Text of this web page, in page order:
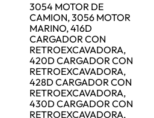
3054 MOTOR DE
CAMION, 3056 MOTOR
MARINO, 416D
CARGADOR CON
RETROEXCAVADORA,
420D CARGADOR CON
RETROEXCAVADORA,
428D CARGADOR CON
RETROEXCAVADORA,
430D CARGADOR CON
RETROEXCAVADORA,